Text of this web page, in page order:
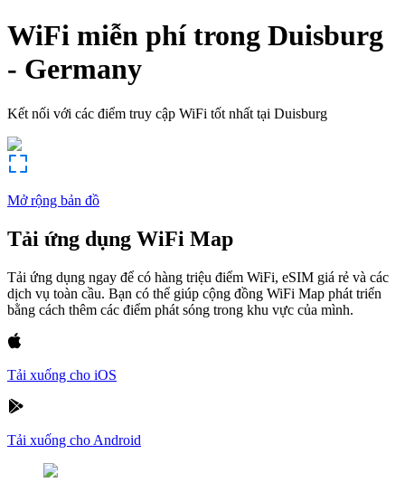
WiFi miễn phí trong Duisburg
- Germany
Kết nối với các điểm truy cập WiFi tốt nhất tại Duisburg
Mở rộng bản đồ
Tải ứng dụng WiFi Map
Tải ứng dụng ngay để có hàng triệu điểm WiFi, eSIM giá rẻ và các
dịch vụ toàn cầu. Bạn có thể giúp cộng đồng WiFi Map phát triển
bằng cách thêm các điểm phát sóng trong khu vực của mình.
Tải xuống cho iOS
Tải xuống cho Android